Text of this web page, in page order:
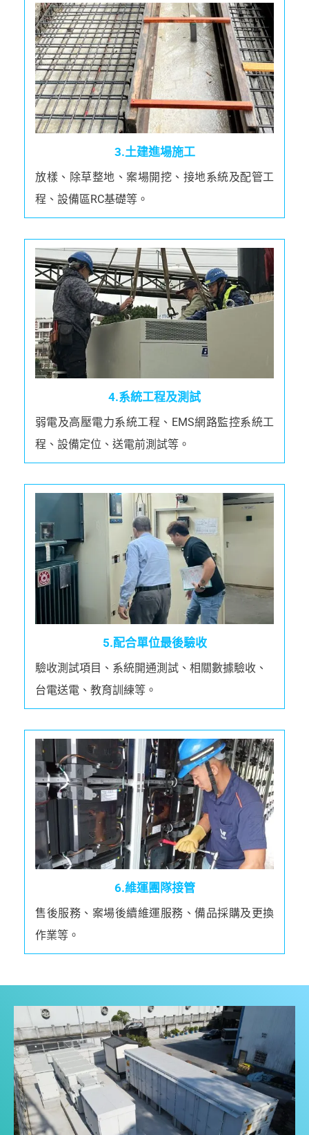
3.土建進場施工
放樣、除草整地、案場開挖、接地系統及配管工
程、設備區RC基礎等。
4.系統工程及測試
弱電及高壓電力系統工程、EMS網路監控系統工
程、設備定位、送電前測試等。
5.配合單位最後驗收
驗收測試項目、系統開通測試、相關數據驗收、
台電送電、教育訓練等。
6.維運團隊接管
售後服務、案場後續維運服務、備品採購及更換
作業等。